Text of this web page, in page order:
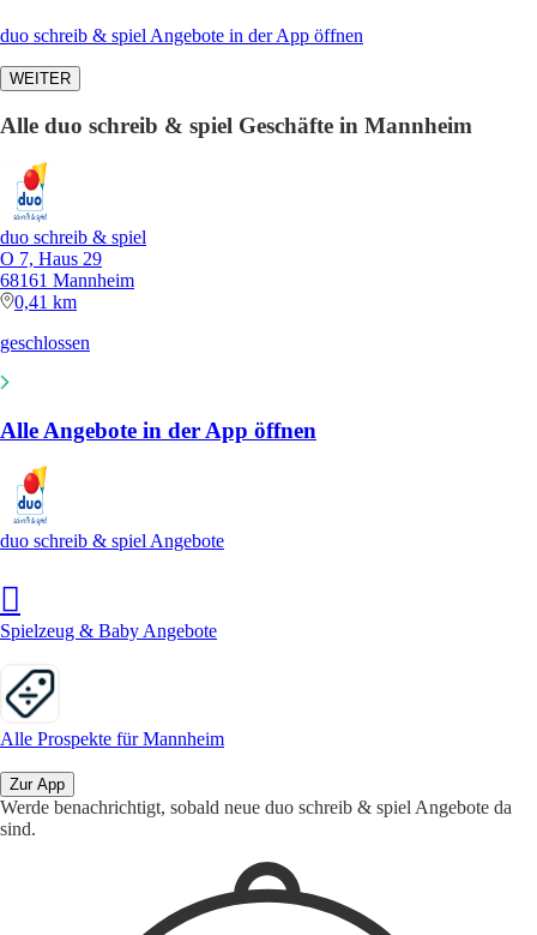
duo schreib & spiel Angebote in der App öffnen
WEITER
Alle duo schreib & spiel Geschäfte in Mannheim
duo schreib & spiel
O 7, Haus 29
68161 Mannheim
0,41 km
geschlossen
Alle Angebote in der App öffnen
duo schreib & spiel Angebote
Spielzeug & Baby Angebote
Alle Prospekte für Mannheim
Zur App
Werde benachrichtigt, sobald neue duo schreib & spiel Angebote da
sind.